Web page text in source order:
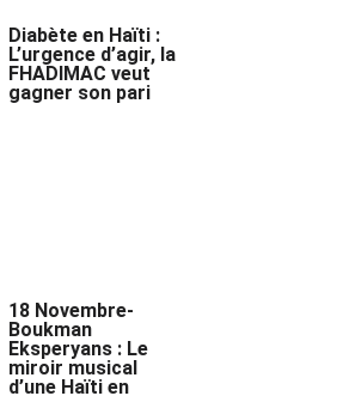
Diabète en Haïti :
L’urgence d’agir, la
FHADIMAC veut
gagner son pari
18 Novembre-
Boukman
Eksperyans : Le
miroir musical
d’une Haïti en